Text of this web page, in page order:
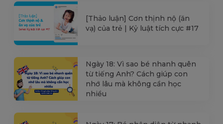
[Thảo luận] Cơn thịnh nộ (ăn
vạ) của trẻ | Kỷ luật tích cực #17
Ngày 18: Vì sao bé nhanh quên
từ tiếng Anh? Cách giúp con
nhớ lâu mà không cần học
nhiều